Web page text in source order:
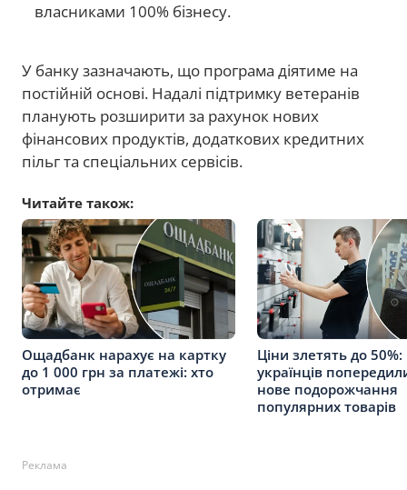
власниками 100% бізнесу.
У банку зазначають, що програма діятиме на
постійній основі. Надалі підтримку ветеранів
планують розширити за рахунок нових
фінансових продуктів, додаткових кредитних
пільг та спеціальних сервісів.
Читайте також:
Ощадбанк нарахує на картку
до 1 000 грн за платежі: хто
отримає
Ціни злетять до 50%:
українців
нове подорожчання
популярних товарів
Реклама